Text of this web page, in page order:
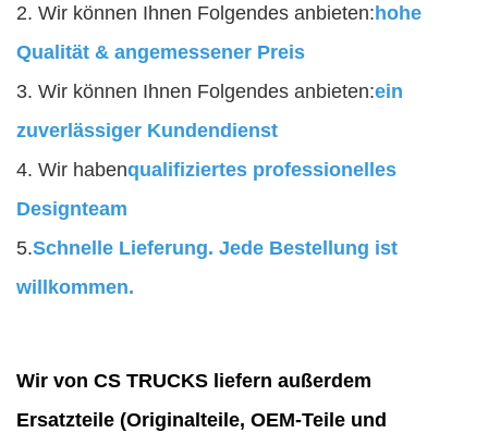
2. Wir können Ihnen Folgendes anbieten:hohe
Qualität & angemessener Preis
3. Wir können Ihnen Folgendes anbieten:ein
zuverlässiger Kundendienst
4. Wir habenqualifiziertes professionelles
Designteam
5.Schnelle Lieferung. Jede Bestellung ist
willkommen.
Wir von CS TRUCKS liefern außerdem
Ersatzteile (Originalteile, OEM-Teile und